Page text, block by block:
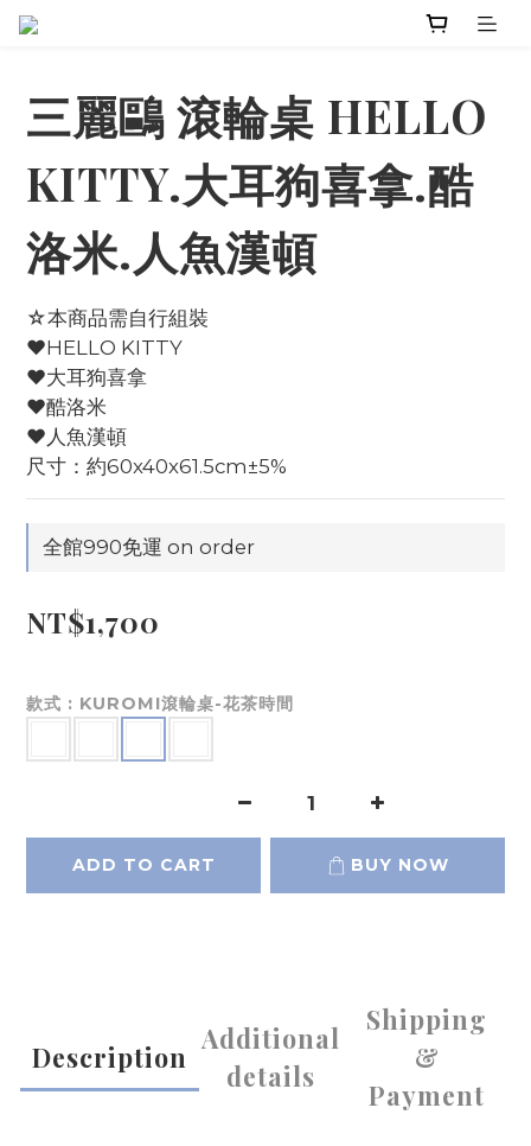
三麗鷗 滾輪桌 HELLO
KITTY.大耳狗喜拿.酷
洛米.人魚漢頓
☆本商品需自行組裝
♥HELLO KITTY
♥大耳狗喜拿
♥酷洛米
♥人魚漢頓
尺寸：約60x40x61.5cm±5%
全館990免運 on order
NT$1,700
款式 : KUROMI滾輪桌-花茶時間
ADD TO CART BUY NOW
Description
Additional
details
Shipping
&
Payment